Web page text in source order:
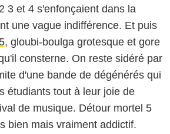
3 et 4 s'enfonçaient dans la
une vague indifférence. Et puis
, gloubi-boulga grotesque et gore
consterne. On reste sidéré par
d'une bande de dégénérés qui
étudiants tout à leur joie de
de musique. Détour mortel 5
bien mais vraiment addictif.